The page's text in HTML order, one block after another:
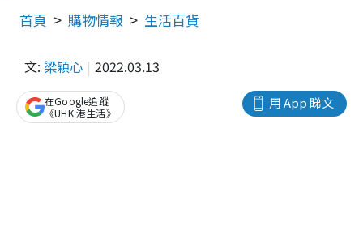
首頁 購物情報 生活百貨
文: 梁穎心 2022.03.13
用 App 睇文
在Google追蹤
《UHK 港生活》